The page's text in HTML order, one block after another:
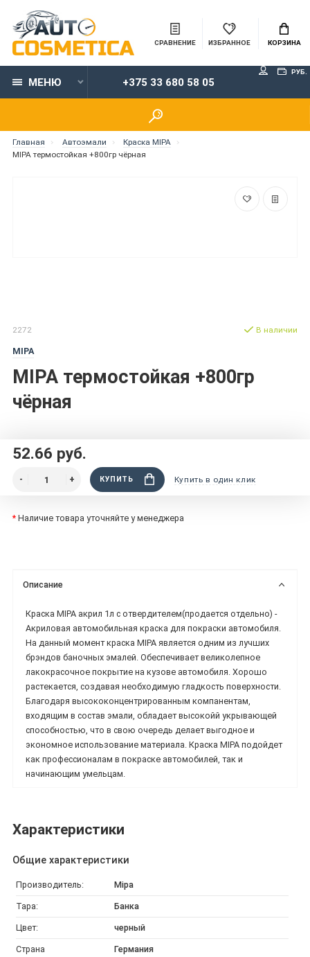
СРАВНЕНИЕ ИЗБРАННОЕ КОРЗИНА
МЕНЮ +375 33 680 58 05
РУБ.
Главная Автоэмали
Краска MIPA
MIPA термостойкая +800гр чёрная
2272
MIPA
MIPA термостойкая +800гр
чёрная
В наличии
52.66 руб.
КУПИТЬ Купить в один клик
* Наличие товара уточняйте у менеджера
Описание
Краска MIPA акрил 1л с отвердителем(продается отдельно) -
Акриловая автомобильная краска для покраски автомобиля.
На данный момент краска MIPA является одним из лучших
брэндов баночных эмалей. Обеспечивает великолепное
лакокрасочное покрытие на кузове автомобиля. Хорошо
растекается, создавая необходимую гладкость поверхности.
Благодаря высококонцентрированным компанентам,
входящим в состав эмали, обладает высокойй укрывающей
способностью, что в свою очередь делает выгодное и
экономное использование материала. Краска MIPA подойдет
как профессионалам в покраске автомобилей, так и
начинающим умельцам.
Характеристики
Общие характеристики
Производитель: Mipa
Тара: Банка
Цвет: черный
Страна
Германия